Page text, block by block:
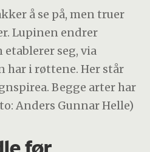
å se på, men truer
Lupinen endrer
seg, via
har i røttene. Her står
Begge arter har
Anders Gunnar Helle)